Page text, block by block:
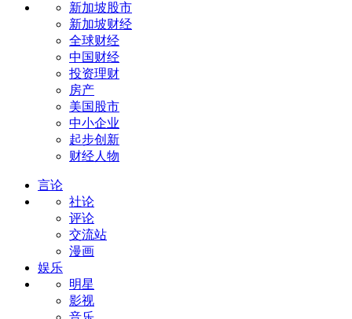
新加坡股市
新加坡财经
全球财经
中国财经
投资理财
房产
美国股市
中小企业
起步创新
财经人物
言论
社论
评论
交流站
漫画
娱乐
明星
影视